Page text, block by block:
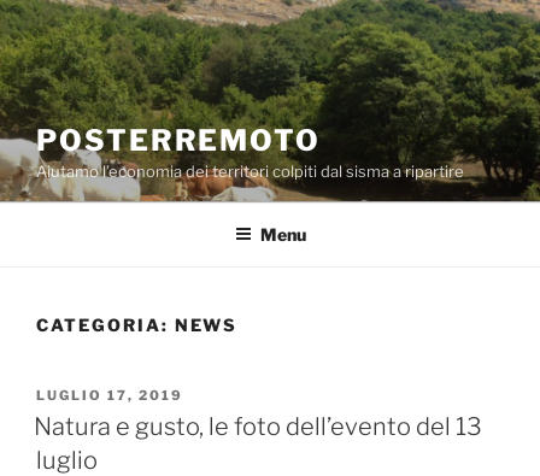
Salta
al
contenuto
POSTERREMOTO
Aiutamo l’economia dei territori colpiti dal sisma a ripartire
Menu
CATEGORIA: NEWS
PUBBLICATO
IL
LUGLIO 17, 2019
Natura e gusto, le foto dell’evento del 13
luglio